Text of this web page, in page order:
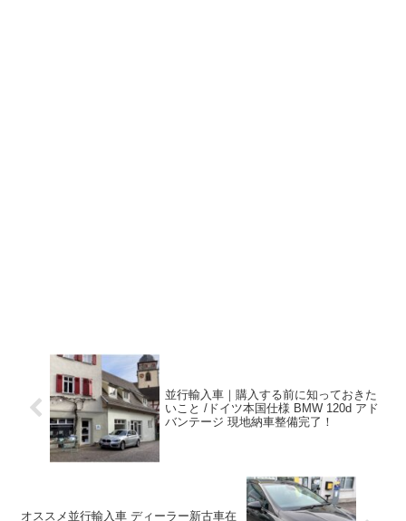
並行輸入車｜購入する前に知っておきた
いこと /ドイツ本国仕様 BMW 120d アド
バンテージ 現地納車整備完了！
オススメ並行輸入車 ディーラー新古車在